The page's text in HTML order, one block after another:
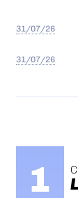
31/07/26
31/07/26